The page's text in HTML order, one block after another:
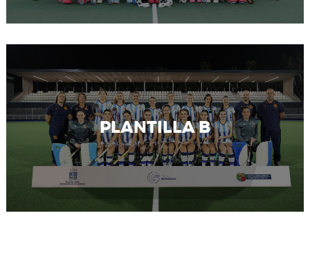
PLANTILLA B